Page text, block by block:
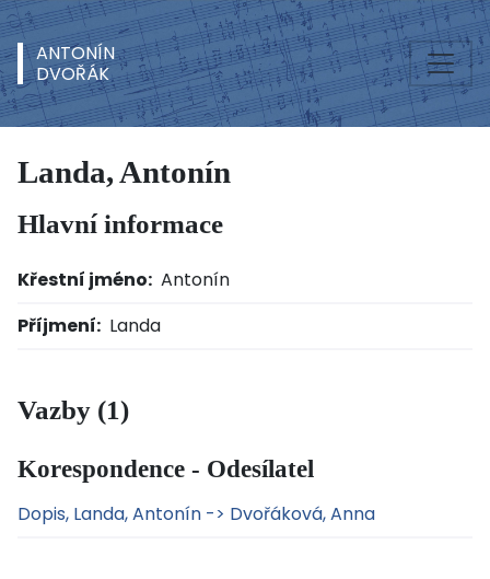
ANTONÍN
DVOŘÁK
Landa, Antonín
Hlavní informace
Křestní jméno: Antonín
Příjmení: Landa
Vazby (1)
Korespondence - Odesílatel
Dopis, Landa, Antonín -> Dvořáková, Anna